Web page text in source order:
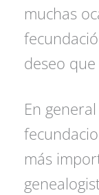
muchas
deseo
En
más